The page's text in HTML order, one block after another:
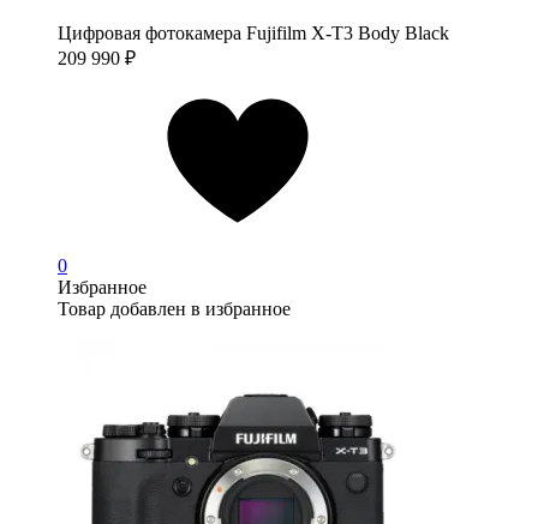
Цифровая фотокамера Fujifilm X-T3 Body Black
209 990 ₽
0
Избранное
Товар добавлен в избранное